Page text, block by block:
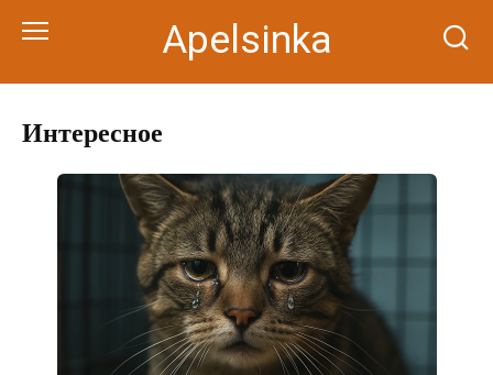
Apelsinka
Интересное